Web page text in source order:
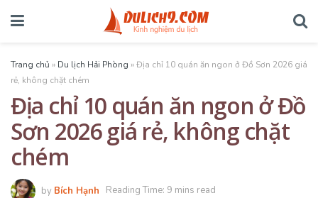
Trang chủ » Du lịch Hải Phòng »Địa chỉ 10 quán ăn ngon ở Đồ Sơn 2026 giá
rẻ, không chặt chém
Địa chỉ 10 quán ăn ngon ở Đồ
Sơn 2026 giá rẻ, không chặt
chém
by Bích Hạnh Reading Time: 9 mins read